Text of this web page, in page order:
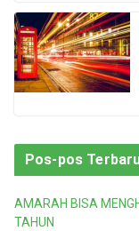
Pos-pos
AMARAH BISA
TAHUN